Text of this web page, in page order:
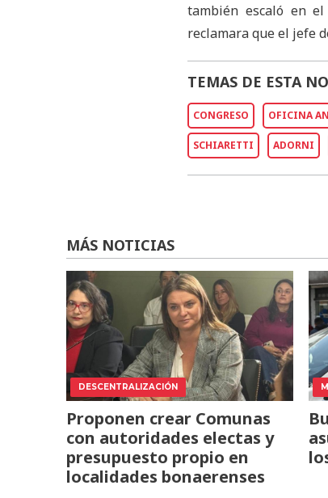
también escaló en
reclamara que el jefe
TEMAS DE ESTA
CONGRESO OFICINA
SCHIARETTI ADORNI
MÁS NOTICIAS
DESCENTRALIZACIÓN
Proponen crear Comunas
con autoridades electas y
presupuesto propio en
localidades bonaerenses